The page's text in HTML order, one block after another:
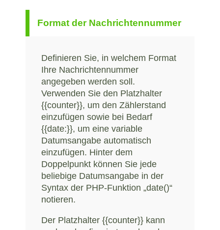
Format der Nachrichtennummer
Definieren Sie, in welchem Format
Ihre Nachrichtennummer
angegeben werden soll.
Verwenden Sie den Platzhalter
{{counter}}, um den Zählerstand
einzufügen sowie bei Bedarf
{{date:}}, um eine variable
Datumsangabe automatisch
einzufügen. Hinter dem
Doppelpunkt können Sie jede
beliebige Datumsangabe in der
Syntax der PHP-Funktion „date()“
notieren.
Der Platzhalter {{counter}} kann